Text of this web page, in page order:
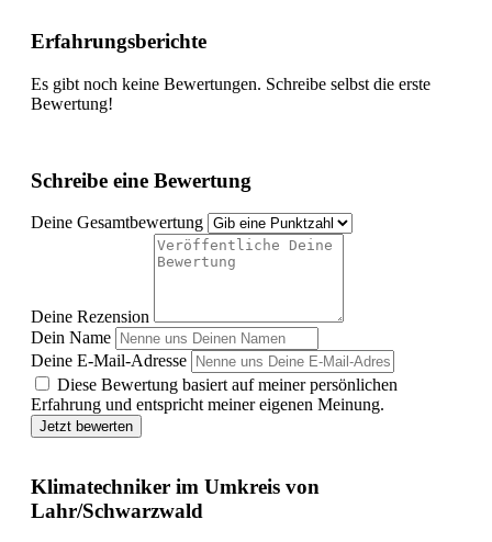
Erfahrungsberichte
Es gibt noch keine Bewertungen. Schreibe selbst die erste
Bewertung!
Schreibe eine Bewertung
Deine Gesamtbewertung
Deine Rezension
Dein Name
Deine E-Mail-Adresse
Diese Bewertung basiert auf meiner persönlichen
Erfahrung und entspricht meiner eigenen Meinung.
Jetzt bewerten
Klimatechniker im Umkreis von
Lahr/Schwarzwald